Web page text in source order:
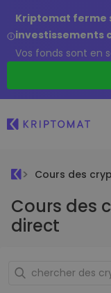
Kriptomat ferme
investissements
Vos fonds sont en
Cours des
Cours des
direct